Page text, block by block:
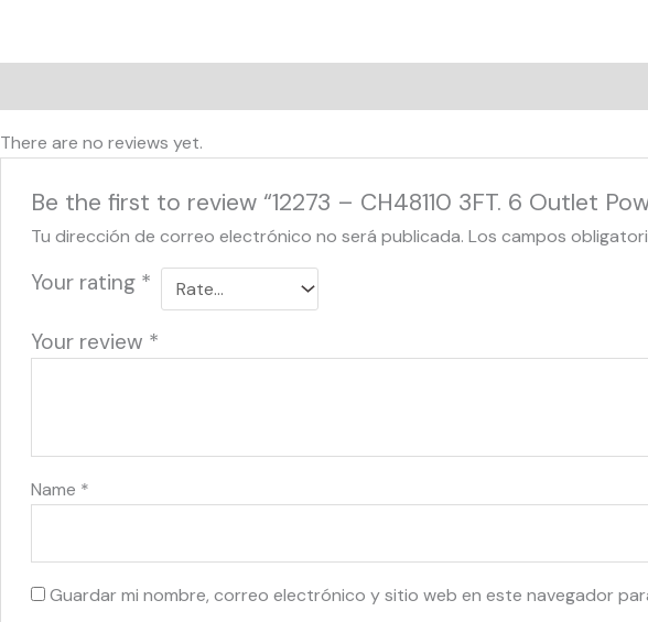
There are no reviews yet.
Be the first to review “12273 – CH48110 3FT. 6 Outlet
Tu dirección de correo electrónico no será publicada. Los campos
Your rating *
Your review *
Name *
Guardar mi nombre, correo electrónico y sitio web en este navegador